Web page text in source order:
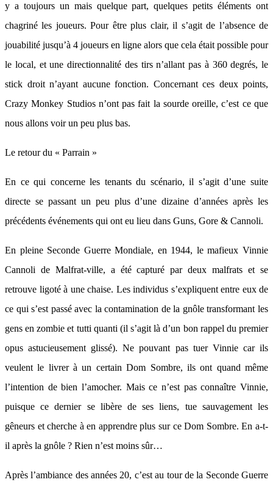
y a toujours un mais quelque part, quelques petits éléments ont
chagriné les joueurs. Pour être plus clair, il s’agit de l’absence de
jouabilité jusqu’à 4 joueurs en ligne alors que cela était possible pour
le local, et une directionnalité des tirs n’allant pas à 360 degrés, le
stick droit n’ayant aucune fonction. Concernant ces deux points,
Crazy Monkey Studios n’ont pas fait la sourde oreille, c’est ce que
nous allons voir un peu plus bas.
Le retour du « Parrain »
En ce qui concerne les tenants du scénario, il s’agit d’une suite
directe se passant un peu plus d’une dizaine d’années après les
précédents événements qui ont eu lieu dans Guns, Gore & Cannoli.
En pleine Seconde Guerre Mondiale, en 1944, le mafieux Vinnie
Cannoli de Malfrat-ville, a été capturé par deux malfrats et se
retrouve ligoté à une chaise. Les individus s’expliquent entre eux de
ce qui s’est passé avec la contamination de la gnôle transformant les
gens en zombie et tutti quanti (il s’agit là d’un bon rappel du premier
opus astucieusement glissé). Ne pouvant pas tuer Vinnie car ils
veulent le livrer à un certain Dom Sombre, ils ont quand même
l’intention de bien l’amocher. Mais ce n’est pas connaître Vinnie,
puisque ce dernier se libère de ses liens, tue sauvagement les
gêneurs et cherche à en apprendre plus sur ce Dom Sombre. En a-t-
il après la gnôle ? Rien n’est moins sûr…
Après l’ambiance des années 20, c’est au tour de la Seconde Guerre